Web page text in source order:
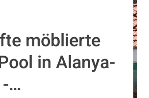
möblierte
in Alanya-